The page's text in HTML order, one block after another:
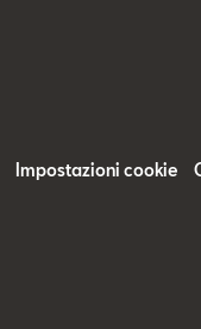
Impostazioni cookie